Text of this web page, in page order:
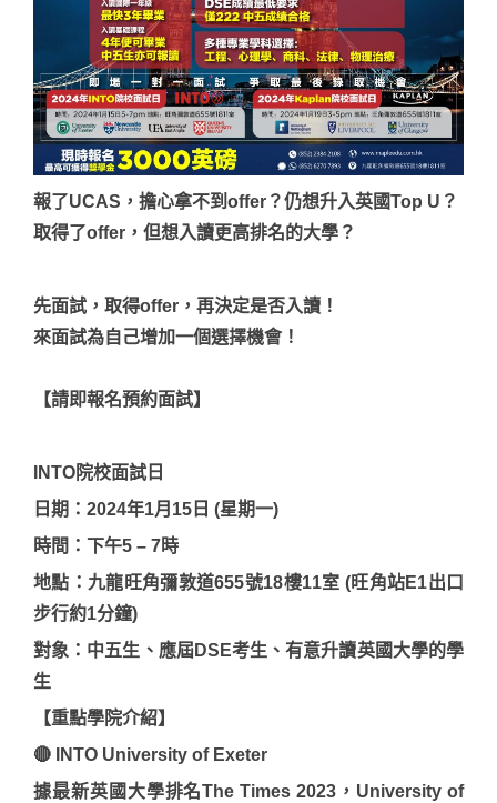
報了UCAS，擔心拿不到offer？仍想升入英國Top U？
取得了offer，但想入讀更高排名的大學？
先面試，取得offer，再決定是否入讀！
來面試為自己增加一個選擇機會！
【請即報名預約面試】
INTO院校面試日
日期：2024年1月15日 (星期一)
時間：下午5 – 7時
地點：九龍旺角彌敦道655號18樓11室 (旺角站E1出口
步行約1分鐘)
對象：中五生、應屆DSE考生、有意升讀英國大學的學
生
【重點學院介紹】
🔴 INTO University of Exeter
據最新英國大學排名The Times 2023，University of